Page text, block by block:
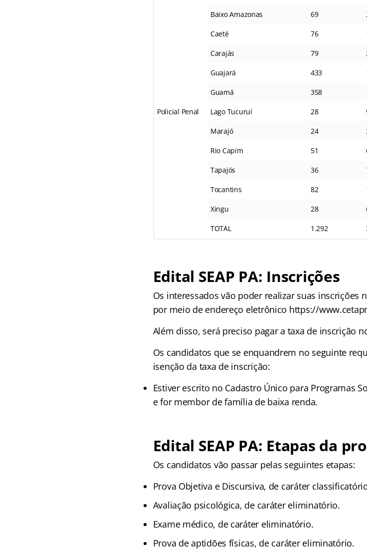
Policial Penal
Baixo Amazonas 69
Caeté 76
Carajás 79
Guajará 433
Guamá 358
Lago Tucuruí 28
Marajó 24
Rio Capim 51
Tapajós 36
Tocantins 82
Xingu 28
TOTAL 1.292
Edital SEAP PA: Inscrições
Os interessados vão poder realizar suas inscrições
por meio de endereço eletrônico https://
Além disso, será preciso pagar a taxa de inscrição
Os candidatos que se enquandrem no seguinte
isenção da taxa de inscrição:
Estiver escrito no Cadastro Único para Programas
e for membor de família de baixa renda.
Edital SEAP PA: Etapas da
Os candidatos vão passar pelas seguintes etapas:
Prova Objetiva e Discursiva, de caráter
Avaliação psicológica, de caráter eliminatório.
Exame médico, de caráter eliminatório.
Prova de aptidões físicas, de caráter eliminatório.